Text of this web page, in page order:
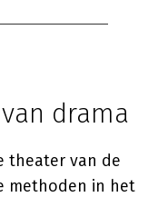
drama
theater van de
methoden in het